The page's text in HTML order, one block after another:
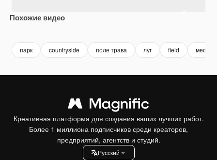
Похожие видео
парк countryside поле трава луг field
Креативная платформа для создания ваших лучших работ.
Более 1 миллиона подписчиков среди креаторов,
предприятий, агентств и студий.
Pусский